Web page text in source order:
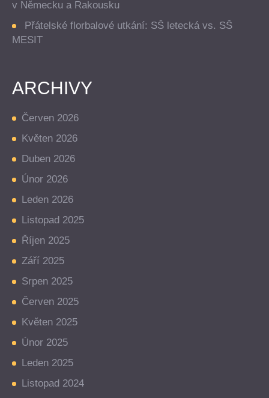
v Německu a Rakousku
Přátelské florbalové utkání: SŠ letecká vs. SŠ
MESIT
ARCHIVY
Červen 2026
Květen 2026
Duben 2026
Únor 2026
Leden 2026
Listopad 2025
Říjen 2025
Září 2025
Srpen 2025
Červen 2025
Květen 2025
Únor 2025
Leden 2025
Listopad 2024